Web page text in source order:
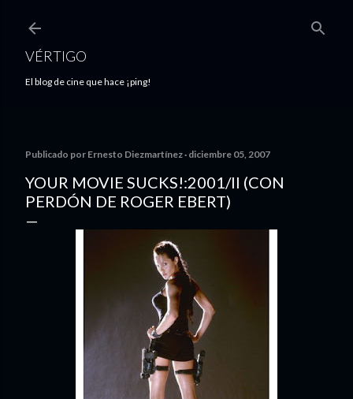
VÉRTIGO
El blog de cine que hace ¡ping!
Publicado por Ernesto Diezmartínez diciembre 05, 2007
YOUR MOVIE SUCKS!:2001/II (CON
PERDÓN DE ROGER EBERT)